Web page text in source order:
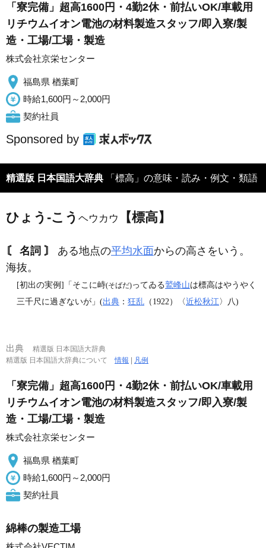
「寮完備」超高1600円・4勤2休・前払いOK/車載用
リチウムイオン電池の材料製造スタッフ/即入寮/製
造・工場/工場・製造
株式会社京栄センター
福島県 楢葉町
時給1,600円～2,000円
契約社員
Sponsored by
精選版 日本国語大辞典 「標高」の意味・読み・例文・類語
ひょう‐こう ヘウカウ 【標高】
〘 名詞 〙 ある地点の平均水面からの高さをいう。
海抜。
[初出の実例]「そこに峙(そばだ)ってゐる鷲峰山は標高はやうやく
三千尺に過ぎないが」(出典 ： 狂乱 （1922）〈近松秋江〉八)
出典
精選版 日本国語大辞典
精選版 日本国語大辞典について情報 凡例
「寮完備」超高1600円・4勤2休・前払いOK/車載用
リチウムイオン電池の材料製造スタッフ/即入寮/製
造・工場/工場・製造
株式会社京栄センター
福島県 楢葉町
時給1,600円～2,000円
契約社員
綿棒の製造工場